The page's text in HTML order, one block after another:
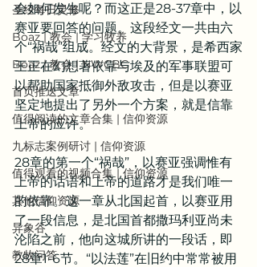
圣经每日灵修
Boaz | 教会 | 学习牧养
Boaz | 教会 | NWCBC
首页推送文章
值得阅读的文章合集 | 信仰资源
九标志案例研讨 | 信仰资源
值得观看的视频合集 | 信仰资源
其他信仰资源
异象谷
教牧问答
会如何发生呢？而这正是28-37章中，以
赛亚要回答的问题。这段经文一共由六
个“祸哉”组成。经文的大背景，是希西家
王正在幻想著依靠与埃及的军事联盟可
以帮助国家抵御外敌攻击，但是以赛亚
坚定地提出了另外一个方案，就是信靠
上帝的应许。
28章的第一个“祸哉”，以赛亚强调惟有
上帝的话语和上帝的道路才是我们唯一
的依靠。这一章从北国起首，以赛亚用
了一段信息，是北国首都撒玛利亚尚未
沦陷之前，他向这城所讲的一段话，即
28章1-6节。“以法莲”在旧约中常常被用